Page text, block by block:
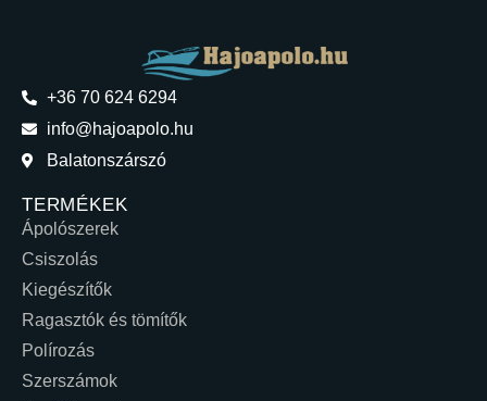
+36 70 624 6294
info@hajoapolo.hu
Balatonszárszó
TERMÉKEK
Ápolószerek
Csiszolás
Kiegészítők
Ragasztók és tömítők
Polírozás
Szerszámok